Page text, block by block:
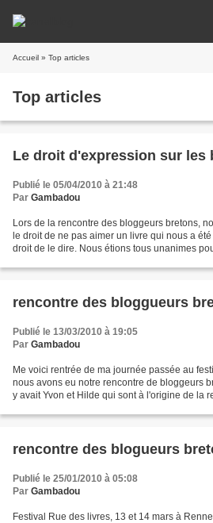
Accueil » Top articles
Top articles
Le droit d'expression sur les
Publié le 05/04/2010 à 21:48
Par Gambadou
Lors de la rencontre des bloggeurs bretons,
le droit de ne pas aimer un livre qui nous a
droit de le dire. Nous étions tous unanimes
rencontre des bloggueurs
Publié le 13/03/2010 à 19:05
Par Gambadou
Me voici rentrée de ma journée passée au
nous avons eu notre rencontre de bloggeurs
y avait Yvon et Hilde qui sont à l'origine de la
rencontre des blogueurs
Publié le 25/01/2010 à 05:08
Par Gambadou
Festival Rue des livres, 13 et 14 mars à